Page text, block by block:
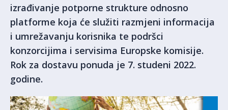
izrađivanje potporne strukture odnosno
platforme koja će služiti razmjeni informacija
i umrežavanju korisnika te podršci
konzorcijima i servisima Europske komisije.
Rok za dostavu ponuda je 7. studeni 2022.
godine.